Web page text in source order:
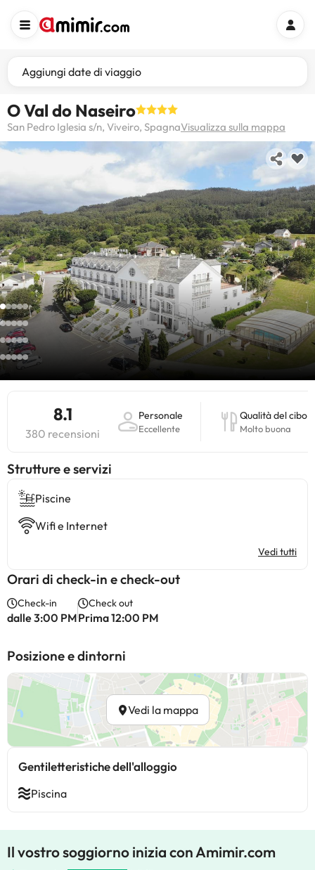
Aggiungi date di viaggio
O Val do Naseiro
San Pedro Iglesia s/n, Viveiro, SpagnaVisualizza sulla mappa
8.1
380 recensioni
Personale
Eccellente
Qualità del cibo
Molto buona
​Strutture e servizi
Piscine
Wifi e Internet
Vedi tutti
Orari di check-in e check-out
Check-in
dalle 3:00 PM
Check out
Prima 12:00 PM
Posizione e dintorni
Vedi la mappa
Gentiletteristiche dell'alloggio
Piscina
Il vostro soggiorno inizia con Amimir.com